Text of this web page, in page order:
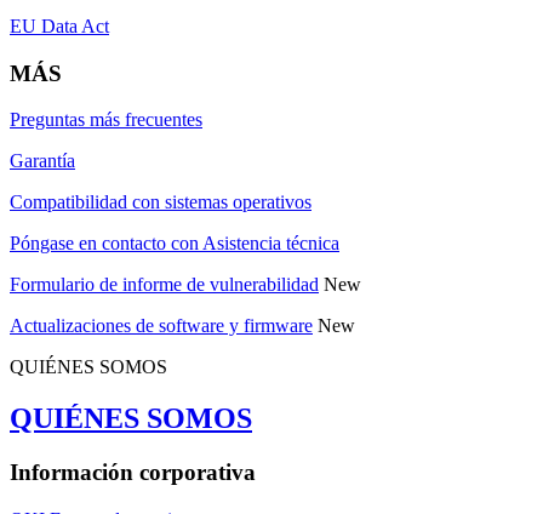
EU Data Act
MÁS
Preguntas más frecuentes
Garantía
Compatibilidad con sistemas operativos
Póngase en contacto con Asistencia técnica
Formulario de informe de vulnerabilidad New
Actualizaciones de software y firmware New
QUIÉNES SOMOS
QUIÉNES SOMOS
Información corporativa